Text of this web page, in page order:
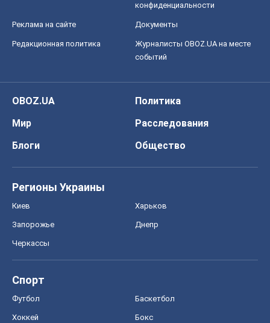
конфиденциальности
Реклама на сайте Документы
Редакционная политика
Журналисты OBOZ.UA на месте
событий
OBOZ.UA
Политика
Мир
Расследования
Блоги
Общество
Регионы Украины
Киев Харьков
Запорожье Днепр
Черкассы
Спорт
Футбол Баскетбол
Хоккей Бокс